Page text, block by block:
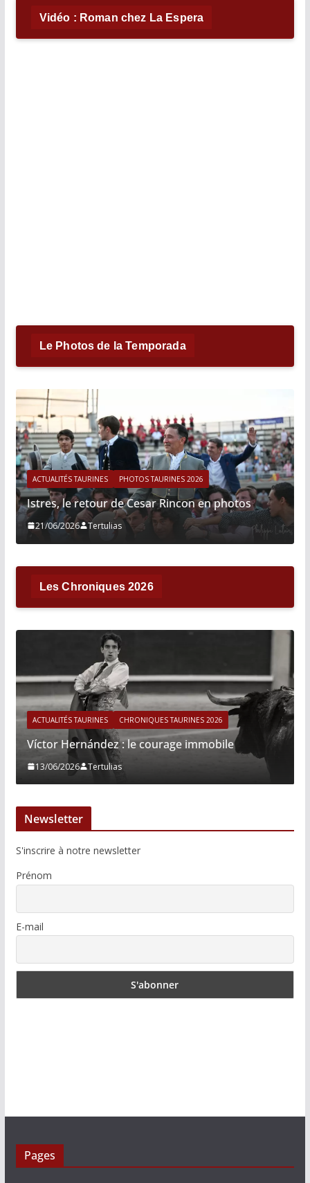
Vidéo : Roman chez La Espera
Le Photos de la Temporada
ACTUALITÉS TAURINES PHOTOS TAURINES 2026
Istres, le retour de Cesar Rincon en photos
21/06/2026 Tertulias
Les Chroniques 2026
ACTUALITÉS TAURINES CHRONIQUES TAURINES 2026
Víctor Hernández : le courage immobile
13/06/2026 Tertulias
Newsletter
S'inscrire à notre newsletter
Prénom
E-mail
Pages